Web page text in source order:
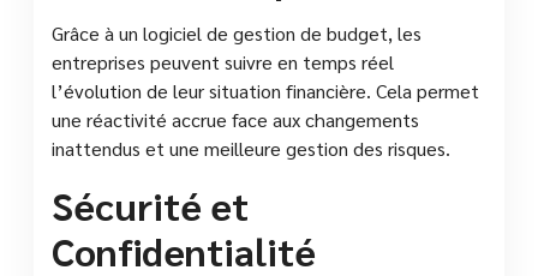
Grâce à un logiciel de gestion de budget, les
entreprises peuvent suivre en temps réel
l’évolution de leur situation financière. Cela permet
une réactivité accrue face aux changements
inattendus et une meilleure gestion des risques.
Sécurité et
Confidentialité